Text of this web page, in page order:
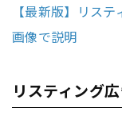
【最新版】リス
画像で説明
リスティング